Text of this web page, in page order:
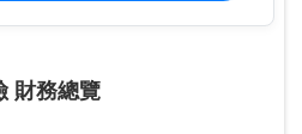
財務總覽